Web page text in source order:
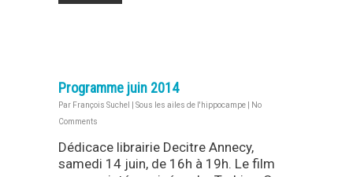
Programme juin 2014
Par François Suchel Sous les ailes de l'hippocampe
No
Comments
Dédicace librairie Decitre Annecy,
samedi 14 juin, de 16h à 19h. Le film